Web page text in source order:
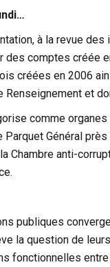
à la revue
comptes créée
créées en 2006
et
comme
Général
Chambre anti-
publiques
la question de
fonctionnelles